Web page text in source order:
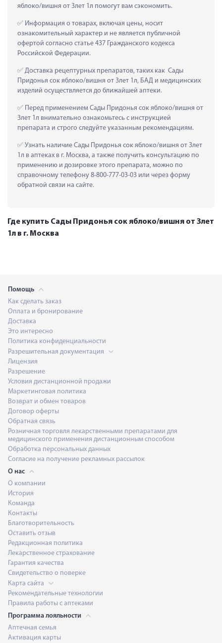
яблоко/вишня от 3лет 1л помогут вам сэкономить.
Информация о товарах, включая цены, носит
ознакомительный характер и не является публичной
офертой согласно статье 437 Гражданского кодекса
Российской Федерации.
Доставка рецептурных препаратов, таких как  Сады
Придонья сок яблоко/вишня от 3лет 1л, БАД и медицинских
изделий осуществляется до ближайшей аптеки.
Перед применением Сады Придонья сок яблоко/вишня от
3лет 1л внимательно ознакомьтесь с инструкцией
препарата и строго следуйте указанным рекомендациям.
Узнать наличие Сады Придонья сок яблоко/вишня от 3лет
1л в аптеках в г. Москва, а также получить консультацию по
применению и дозировке этого препарата, можно по
справочному телефону 8-800-777-03-03 или через форму
обратной связи на сайте.
Где купить Сады Придонья сок яблоко/вишня от 3лет
1л в г. Москва
Помощь
Как сделать заказ
Оплата и бронирование
Доставка
Это интересно
Политика конфиденциальности
Разрешительная документация
Лицензия
Разрешение
Условия дистанционной продажи
Маркетинговая политика
Возврат и обмен товаров
Договор оферты
Обратная связь
Розничная торговля лекарственными препаратами для
медицинского применения дистанционным способом
Обработка персональных данных
Согласие на получение рекламных рассылок
О нас
О компании
История
Команда
Контакты
Благотворительность
Оставить отзыв
Редакционная политика
Лекарственное страхование
Гарантия качества
Свидетельство о поверке
Карта сайта
Рекомендательные технологии
Правила работы с аптеками
Программа лояльности
Аптечная семья
Активация карты